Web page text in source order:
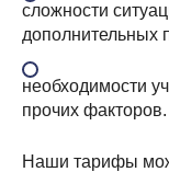
сложности
дополнительных
необходимости
прочих факторов.
Наши тарифы